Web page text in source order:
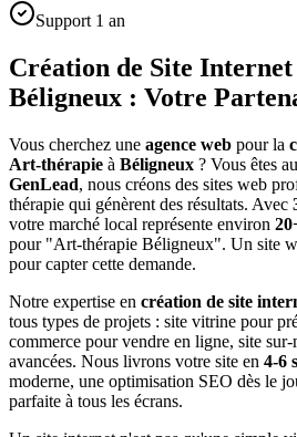
Support 1 an
Création de Site
Béligneux : Votre
Vous cherchez une agence web pour la
Art-thérapie à Béligneux ? Vous êtes
GenLead, nous créons des sites web
thérapie qui génèrent des résultats. Avec
votre marché local représente environ 20
pour "Art-thérapie Béligneux". Un site
pour capter cette demande.
Notre expertise en création de site
tous types de projets : site vitrine pour
commerce pour vendre en ligne, site
avancées. Nous livrons votre site en 4-6
moderne, une optimisation SEO dès le
parfaite à tous les écrans.